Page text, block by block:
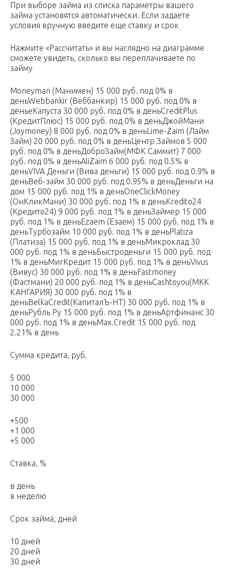
При выборе займа из списка параметры вашего
займа установятся автоматически. Если задаете
условия вручную введите еще ставку и срок
Нажмите «Рассчитать» и вы наглядно на диаграмме
сможете увидеть, сколько вы переплачиваете по
займу
Moneyman (Манимен) 15 000 руб. под 0% в
деньWebbankir (Веббанкир) 15 000 руб. под 0% в
деньеКапуста 30 000 руб. под 0% в деньCreditPlus
(КредитПлюс) 15 000 руб. под 0% в деньДжойМани
(Joymoney) 8 000 руб. под 0% в деньLime-Zaim (Лайм
Займ) 20 000 руб. под 0% в деньЦентр Займов 5 000
руб. под 0% в деньДоброЗайм(МФК Саммит) 7 000
руб. под 0% в деньAliZaim 6 000 руб. под 0.5% в
деньVIVA Деньги (Вива деньги) 15 000 руб. под 0.9% в
деньВеб-займ 30 000 руб. под 0.95% в деньДеньги на
дом 15 000 руб. под 1% в деньOneClickMoney
(ОнКликМани) 30 000 руб. под 1% в деньKredito24
(Кредито24) 9 000 руб. под 1% в деньЗаймер 15 000
руб. под 1% в деньEzaem (Езаем) 15 000 руб. под 1% в
деньТурбозайм 10 000 руб. под 1% в деньPlatiza
(Платиза) 15 000 руб. под 1% в деньМикроклад 30
000 руб. под 1% в деньБыстроденьги 15 000 руб. под
1% в деньМигКредит 15 000 руб. под 1% в деньVivus
(Вивус) 30 000 руб. под 1% в деньFastmoney
(Фастмани) 20 000 руб. под 1% в деньCashtoyou(МКК
КАНГАРИЯ) 30 000 руб. под 1% в
деньBelkaCredit(КапиталЪ-НТ) 30 000 руб. под 1% в
деньРубль Ру 15 000 руб. под 1% в деньАртфинанс 30
000 руб. под 1% в деньMax.Credit 15 000 руб. под
2.21% в день
Сумма кредита, руб.
5 000
10 000
30 000
+500
+1 000
+5 000
Ставка, %
в день
в неделю
Срок займа, дней
10 дней
20 дней
30 дней